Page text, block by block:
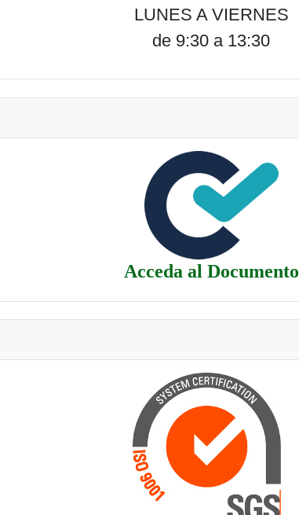
LUNES A VIERNES
de 9:30 a 13:30
Acceda al Documento